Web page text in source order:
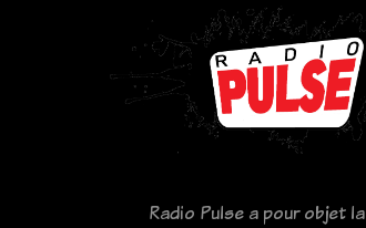
Radio Pulse a pour objet la